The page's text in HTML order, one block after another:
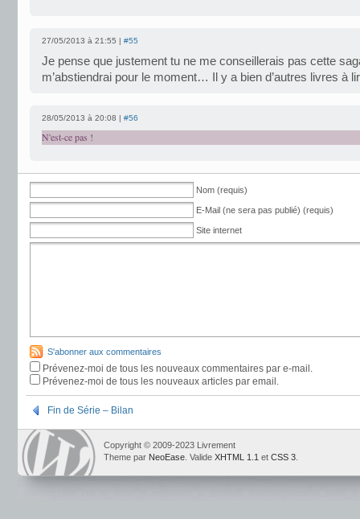
27/05/2013 à 21:55 | #55
Je pense que justement tu ne me conseillerais pas cette
m’abstiendrai pour le moment… Il y a bien d’autres livres à
28/05/2013 à 20:08 | #56
N'est-ce pas !
Nom (requis)
E-Mail (ne sera pas publié) (requis)
Site internet
S'abonner aux commentaires
Prévenez-moi de tous les nouveaux commentaires par e-mail.
Prévenez-moi de tous les nouveaux articles par email.
Fin de Série – Bilan
Copyright © 2009-2023 Livrement
Theme par NeoEase . Valide XHTML 1.1 et CSS 3